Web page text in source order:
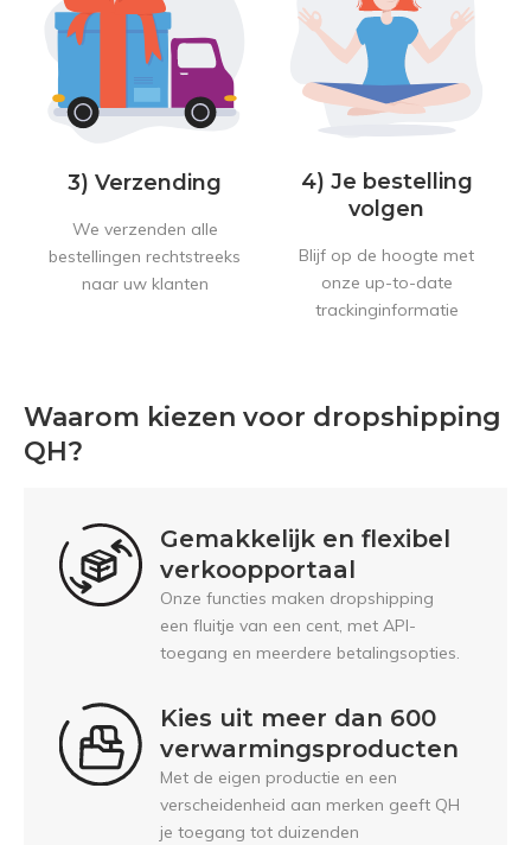
3) Verzending
We verzenden alle
bestellingen rechtstreeks
naar uw klanten
4) Je bestelling
volgen
Blijf op de hoogte met
onze up-to-date
trackinginformatie
Waarom kiezen voor dropshipping
QH?
Gemakkelijk en flexibel
verkoopportaal
Onze functies maken dropshipping
een fluitje van een cent, met API-
toegang en meerdere betalingsopties.
Kies uit meer dan 600
verwarmingsproducten
Met de eigen productie en een
verscheidenheid aan merken geeft QH
je toegang tot duizenden